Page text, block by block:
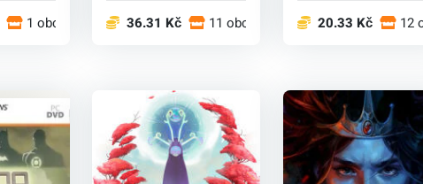
1 obchodech 36.31 Kč 11 obchodech 20.33 Kč 12